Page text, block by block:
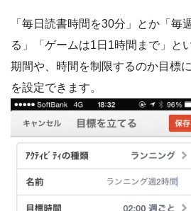
「毎日読書時間を30分」とか「毎
る」「ゲームは1日1時間まで」と
期間や、時間を制限するのか目標
を設定できます。